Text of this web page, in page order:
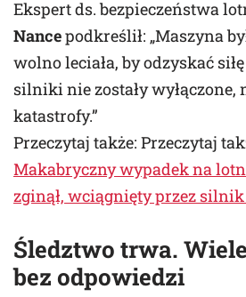
Ekspert ds. bezpieczeństwa
Nancepodkreślił: „Maszyna
wolno leciała, by odzyskać
silniki nie zostały wyłączone,
katastrofy.”
Przeczytaj także: Przeczytaj
Makabryczny wypadek na
zginął, wciągnięty przez
Śledztwo trwa.
bez odpowiedzi